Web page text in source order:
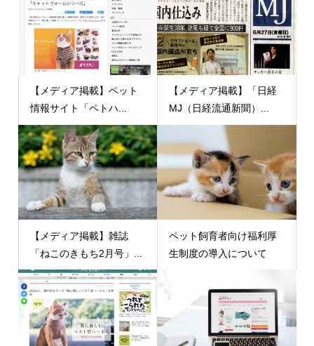
【メディア掲載】ペット
情報サイト「ペトハ...
【メディア掲載】「日経
MJ（日経流通新聞）...
【メディア掲載】雑誌
「ねこのきもち2月号」...
ペット飼育者向け福利厚
生制度の導入について